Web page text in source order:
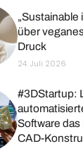
„Sustainable
über
Druck
24. Juli 2026
#3DStartup:
Software
CAD-